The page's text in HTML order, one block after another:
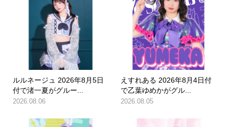
ルルネージュ 2026年8月5日
付で渚一夏がグルー...
2026.08.06
えすれある 2026年8月4日付
で乙葉ゆめかがグル...
2026.08.05